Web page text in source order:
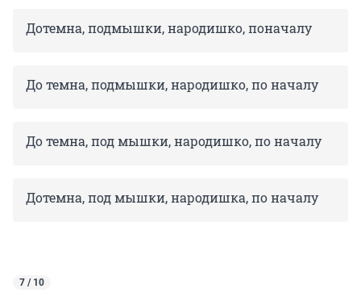
Дотемна, подмышки, народишко, поначалу
До темна, подмышки, народишко, по началу
До темна, под мышки, народишко, по началу
Дотемна, под мышки, народишка, по началу
7 / 10